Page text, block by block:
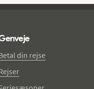
din rejse